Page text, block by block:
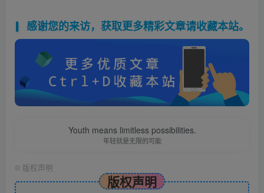
感谢您的来访，获取更多精彩文章请收藏本站。
Youth means limitless possibilities.
年轻就是无限的可能
© 版权声明
版权声明